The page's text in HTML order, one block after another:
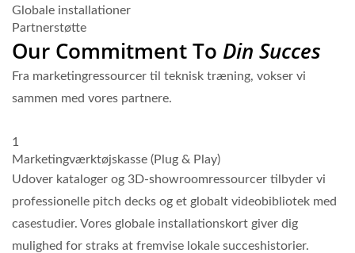
Globale installationer
Partnerstøtte
Our Commitment To Din Succes
Fra marketingressourcer til teknisk træning, vokser vi
sammen med vores partnere.
1
Marketingværktøjskasse (Plug & Play)
Udover kataloger og 3D-showroomressourcer tilbyder vi
professionelle pitch decks og et globalt videobibliotek med
casestudier. Vores globale installationskort giver dig
mulighed for straks at fremvise lokale succeshistorier.